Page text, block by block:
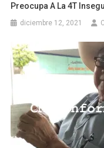
Preocupa A La 4T
diciembre 12, 2021